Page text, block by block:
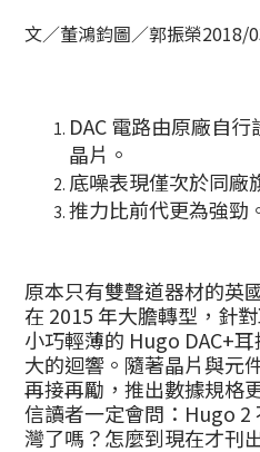
文／董鴻鈞圖／郭振榮2018/
DAC 電路由原廠自
晶片。
底噪表現僅次於同廠
推力比前代更為強勁
原本只有雙聲道器材的英
在 2015 年大膽轉型，針
小巧輕薄的 Hugo DAC+
大的迴響。隨著晶片與元
再接再勵，推出數據規格
信讀者一定會問：Hugo 2
灣了嗎？怎麼到現在才刊